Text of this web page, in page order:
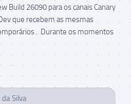
Build 26090 para os canais Canary
que recebem as mesmas
. Durante os momentos
Silva